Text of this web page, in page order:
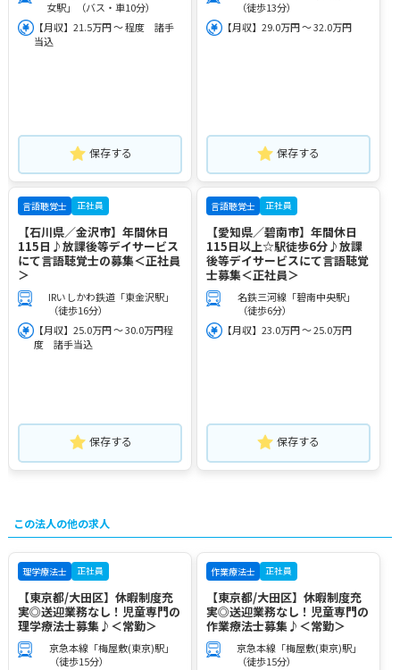
女駅」（バス・車10分）
【月収】21.5万円 ～ 程度 諸手
当込
保存する
（徒歩13分）
【月収】29.0万円 ～ 32.0万円
保存する
言語聴覚士 正社員
【石川県／金沢市】年間休日
115日♪放課後等デイサービス
にて言語聴覚士の募集＜正社員
＞
IRいしかわ鉄道「東金沢駅」
（徒歩16分）
【月収】25.0万円 ～ 30.0万円程
度 諸手当込
保存する
言語聴覚士 正社員
【愛知県／碧南市】年間休日
115日以上☆駅徒歩6分♪放課
後等デイサービスにて言語聴覚
士募集＜正社員＞
名鉄三河線「碧南中央駅」
（徒歩6分）
【月収】23.0万円 ～ 25.0万円
保存する
この法人の他の求人
理学療法士 正社員
【東京都/大田区】休暇制度充
実◎送迎業務なし！児童専門の
理学療法士募集♪＜常勤＞
京急本線「梅屋敷(東京)駅」
（徒歩15分）
作業療法士 正社員
【東京都/大田区】休暇制度充
実◎送迎業務なし！児童専門の
作業療法士募集♪＜常勤＞
京急本線「梅屋敷(東京)駅」
（徒歩15分）